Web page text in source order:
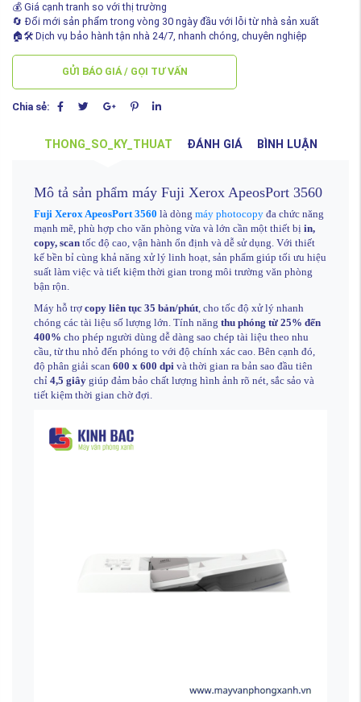
💰 Giá cạnh tranh so với thị trường
🔄 Đổi mới sản phẩm trong vòng 30 ngày đầu với lỗi từ nhà sản xuất
🏠🛠️ Dịch vụ bảo hành tận nhà 24/7, nhanh chóng, chuyên nghiệp
GỬI BÁO GIÁ / GỌI TƯ VẤN
Chia sẻ:
THONG_SO_KY_THUAT ĐÁNH GIÁ BÌNH LUẬN
Mô tả sản phẩm máy Fuji Xerox ApeosPort 3560
Fuji Xerox ApeosPort 3560 là dòng máy photocopy đa chức năng
mạnh mẽ, phù hợp cho văn phòng vừa và lớn cần một thiết bị in,
copy, scan tốc độ cao, vận hành ổn định và dễ sử dụng. Với thiết
kế bền bỉ cùng khả năng xử lý linh hoạt, sản phẩm giúp tối ưu hiệu
suất làm việc và tiết kiệm thời gian trong môi trường văn phòng
bận rộn.
Máy hỗ trợ copy liên tục 35 bản/phút , cho tốc độ xử lý nhanh
chóng các tài liệu số lượng lớn. Tính năng thu phóng từ 25% đến
400% cho phép người dùng dễ dàng sao chép tài liệu theo nhu
cầu, từ thu nhỏ đến phóng to với độ chính xác cao. Bên cạnh đó,
độ phân giải scan 600 x 600 dpi và thời gian ra bản sao đầu tiên
chỉ 4,5 giây giúp đảm bảo chất lượng hình ảnh rõ nét, sắc sảo và
tiết kiệm thời gian chờ đợi.